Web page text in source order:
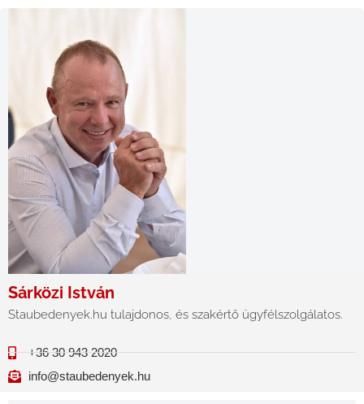
Sárközi István
Staubedenyek.hu tulajdonos, és szakértő ügyfélszolgálatos.
+36 30 943 2020
info@staubedenyek.hu